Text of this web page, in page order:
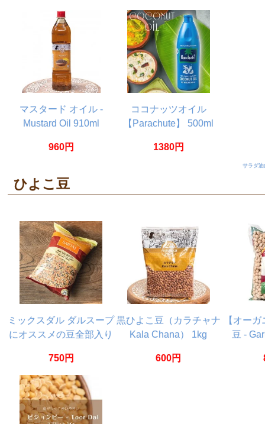
自然豊かな富良野で放牧
酪農
マスタード オイル -
Mustard Oil 910ml
960円
ココナッツオイル
【Parachute】 500ml
1380円
サラダ
ひよこ豆
ミックスダル ダルスープ
にオススメの豆全部入り
750円
黒ひよこ豆（カラチャナ
Kala Chana） 1kg
600円
【オー
豆 -